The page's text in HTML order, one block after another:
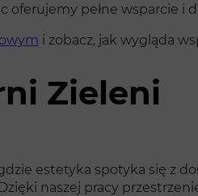
oferujemy pełne wsparcie i
i zobacz, jak wygląda
Zieleni
estetyka spotyka się z
naszej pracy